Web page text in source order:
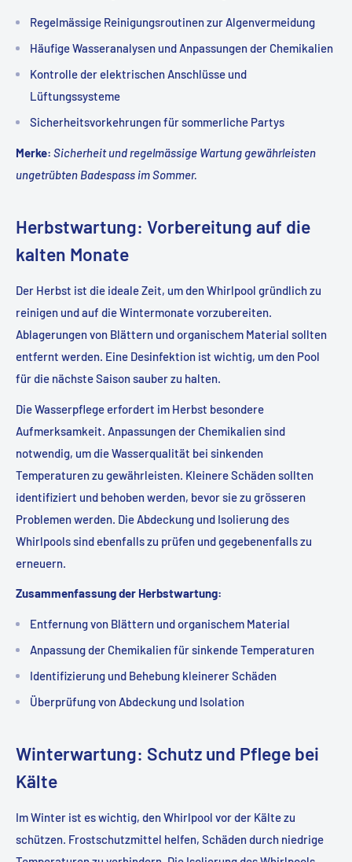
Regelmässige Reinigungsroutinen zur Algenvermeidung
Häufige Wasseranalysen und Anpassungen der Chemikalien
Kontrolle der elektrischen Anschlüsse und
Lüftungssysteme
Sicherheitsvorkehrungen für sommerliche Partys
Merke: Sicherheit und regelmässige Wartung gewährleisten
ungetrübten Badespass im Sommer.
Herbstwartung: Vorbereitung auf die
kalten Monate
Der Herbst ist die ideale Zeit, um den Whirlpool gründlich zu
reinigen und auf die Wintermonate vorzubereiten.
Ablagerungen von Blättern und organischem Material sollten
entfernt werden. Eine Desinfektion ist wichtig, um den Pool
für die nächste Saison sauber zu halten.
Die Wasserpflege erfordert im Herbst besondere
Aufmerksamkeit. Anpassungen der Chemikalien sind
notwendig, um die Wasserqualität bei sinkenden
Temperaturen zu gewährleisten. Kleinere Schäden sollten
identifiziert und behoben werden, bevor sie zu grösseren
Problemen werden. Die Abdeckung und Isolierung des
Whirlpools sind ebenfalls zu prüfen und gegebenenfalls zu
erneuern.
Zusammenfassung der Herbstwartung:
Entfernung von Blättern und organischem Material
Anpassung der Chemikalien für sinkende Temperaturen
Identifizierung und Behebung kleinerer Schäden
Überprüfung von Abdeckung und Isolation
Winterwartung: Schutz und Pflege bei
Kälte
Im Winter ist es wichtig, den Whirlpool vor der Kälte zu
schützen. Frostschutzmittel helfen, Schäden durch niedrige